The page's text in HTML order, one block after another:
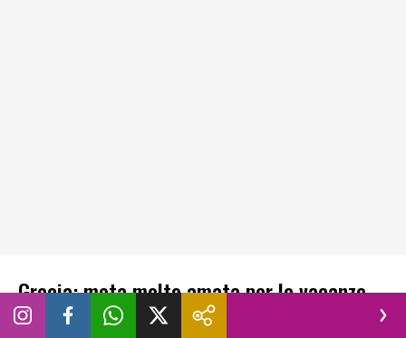
Grecia: meta molto amata per le vacanze